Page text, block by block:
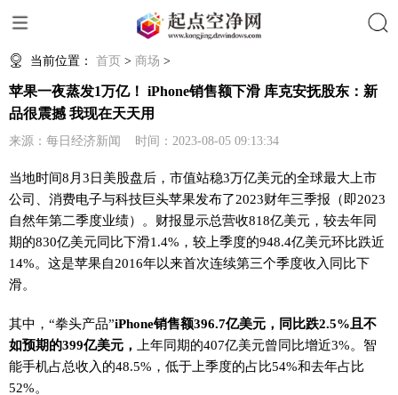
当前位置： 首页 > 商场 >
苹果一夜蒸发1万亿！ iPhone销售额下滑 库克安抚股东：新
品很震撼 我现在天天用
来源：每日经济新闻 时间：2023-08-05 09:13:34
当地时间8月3日美股盘后，市值站稳3万亿美元的全球最大上市
公司、消费电子与科技巨头苹果发布了2023财年三季报（即2023
自然年第二季度业绩）。财报显示总营收818亿美元，较去年同
期的830亿美元同比下滑1.4%，较上季度的948.4亿美元环比跌近
14%。这是苹果自2016年以来首次连续第三个季度收入同比下
滑。
其中，“拳头产品”iPhone销售额396.7亿美元，同比跌2.5%且不
如预期的399亿美元，
上年同期的407亿美元曾同比增近3%。智
能手机占总收入的48.5%，低于上季度的占比54%和去年占比
52%。